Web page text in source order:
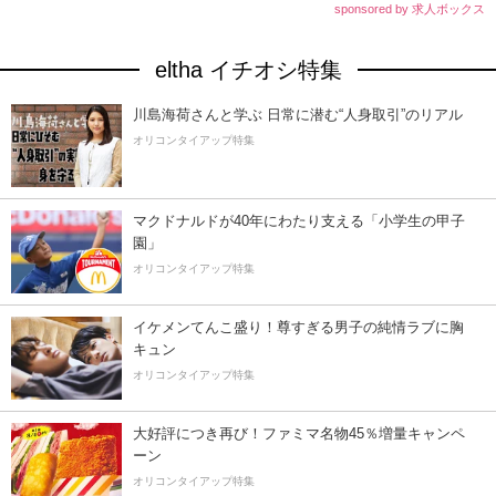
sponsored by 求人ボックス
eltha イチオシ特集
川島海荷さんと学ぶ 日常に潜む“人身取引”のリアル
オリコンタイアップ特集
マクドナルドが40年にわたり支える「小学生の甲子
園」
オリコンタイアップ特集
イケメンてんこ盛り！尊すぎる男子の純情ラブに胸
キュン
オリコンタイアップ特集
大好評につき再び！ファミマ名物45％増量キャンペ
ーン
オリコンタイアップ特集